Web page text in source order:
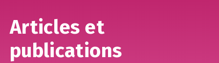
Articles et
publications